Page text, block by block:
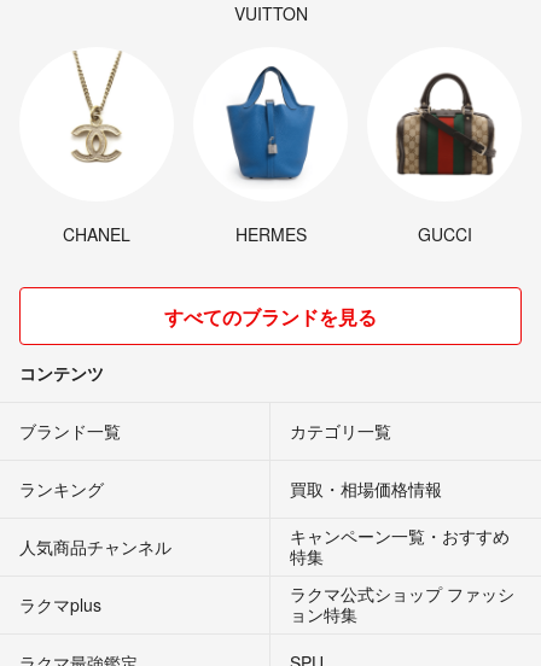
VUITTON
CHANEL HERMES GUCCI
すべてのブランドを見る
コンテンツ
ブランド一覧 カテゴリ一覧
ランキング 買取・相場価格情報
人気商品チャンネル
キャンペーン一覧・おすすめ
特集
ラクマplus
ラクマ公式ショップ ファッシ
ョン特集